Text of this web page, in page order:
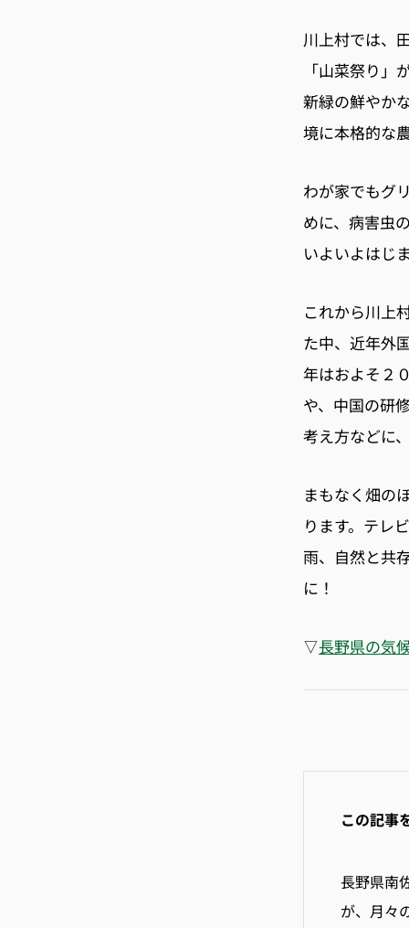
川上村では、
「山菜祭り
新緑の鮮やか
境に本格的な
わが家でもグ
めに、病害虫
いよいよはじ
これから川上
た中、近年外
年はおよそ２
や、中国の研
考え方などに
まもなく畑の
ります。テレ
雨、自然と共
に！
▽長野県の気
この記事
長野県南
が、月々